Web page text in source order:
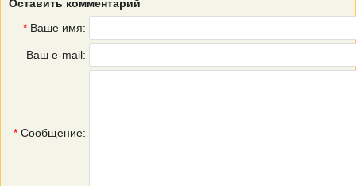
Оставить комментарий
* Ваше имя:
Ваш e-mail:
* Сообщение: